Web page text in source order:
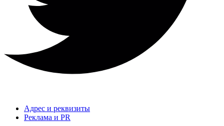
Адрес и реквизиты
Реклама и PR